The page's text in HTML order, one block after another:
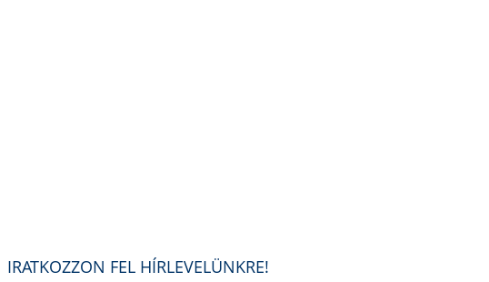
IRATKOZZON FEL HÍRLEVELÜNKRE!